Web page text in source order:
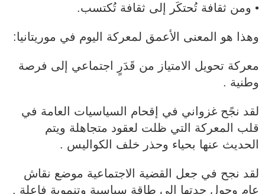
• ومن ثقافة تُحتكَر إلى ثقافة تُكتسب.
وهذا هو المعنى الأعمق لمعركة اليوم في موريتانيا:
معركة تحويل الامتياز من قَدَرٍ اجتماعي إلى فرصة
وطنية .
لقد نجًح غزواني في إقحام السياسيات العامة في
قلب المعركة التي ظلت لعقود متجاهلة ويتم
الحديث عنها بحياء وحذر خلف الكواليس .
لقد نجح في جعل القضية الاجتماعية موضع نقاش
عام وحول حدتها إلى طاقة سياسية وتنموية فاعلة .